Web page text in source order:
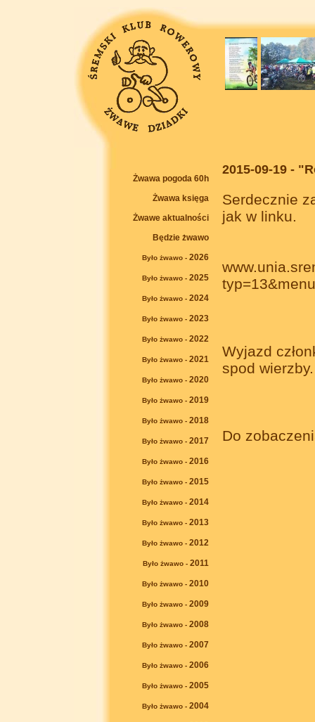
Żwawa pogoda 60h
Żwawa księga
Żwawe aktualności
Będzie żwawo
Było żwawo - 2026
Było żwawo - 2025
Było żwawo - 2024
Było żwawo - 2023
Było żwawo - 2022
Było żwawo - 2021
Było żwawo - 2020
Było żwawo - 2019
Było żwawo - 2018
Było żwawo - 2017
Było żwawo - 2016
Było żwawo - 2015
Było żwawo - 2014
Było żwawo - 2013
Było żwawo - 2012
Było żwawo - 2011
Było żwawo - 2010
Było żwawo - 2009
Było żwawo - 2008
Było żwawo - 2007
Było żwawo - 2006
Było żwawo - 2005
Było żwawo - 2004
2015-09-19 -
Serdecznie
jak w linku.
Wyjazd
spod wierzby.
Do